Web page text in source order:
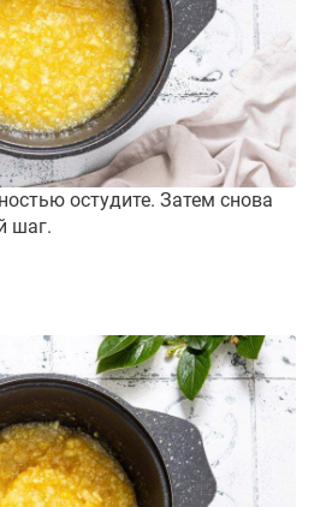
остудите. Затем снова
шаг.